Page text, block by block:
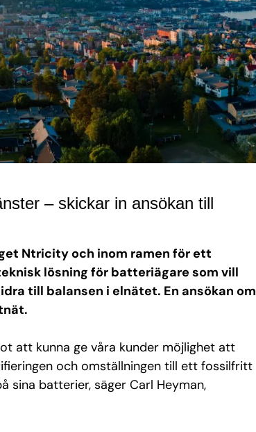
– skickar in ansökan till
Ntricity och inom ramen för ett
lösning för batteriägare som vill
till balansen i elnätet. En ansökan om
att kunna ge våra kunder möjlighet att
och omställningen till ett fossilfritt
sina batterier, säger Carl Heyman,